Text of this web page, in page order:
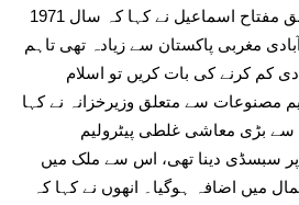
بیچتے ہیں۔ آبادی سے متعلق مفتاح اسماعیل نے کہا کہ سال 1971
مغربی پاکستان سے زیادہ تھی تاہم
کم کرنے کی بات کریں تو اسلام
مصنوعات سے متعلق وزیرخزانہ نے کہا
بڑی معاشی غلطی پیٹرولیم
سبسڈی دینا تھی، اس سے ملک میں
میں اضافہ ہوگیا۔ انھوں نے کہا کہ